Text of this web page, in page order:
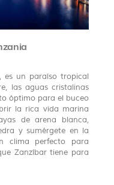
es un paraíso tropical
las aguas cristalinas
óptimo para el buceo
la rica vida marina
de arena blanca,
y sumérgete en la
clima perfecto para
Zanzíbar tiene para